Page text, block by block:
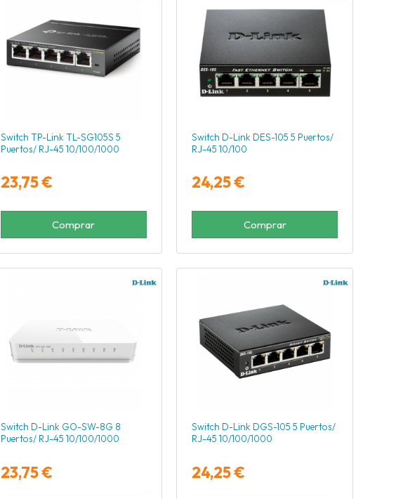
Switch TP-Link TL-SG105S 5
Puertos/ RJ-45 10/100/1000
23,75 €
Comprar
Switch D-Link DES-105 5 Puertos/
RJ-45 10/100
24,25 €
Comprar
Switch D-Link GO-SW-8G 8
Puertos/ RJ-45 10/100/1000
23,75 €
Switch D-Link DGS-105 5 Puertos/
RJ-45 10/100/1000
24,25 €